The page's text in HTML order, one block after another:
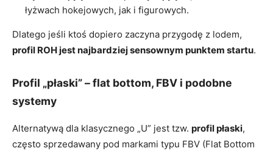
łyżwach hokejowych, jak i figurowych.
Dlatego jeśli ktoś dopiero zaczyna przygodę z lodem,
profil ROH jest najbardziej sensownym punktem startu.
Profil „płaski” – flat bottom, FBV i podobne
systemy
Alternatywą dla klasycznego „U” jest tzw. profil płaski,
często sprzedawany pod markami typu FBV (Flat Bottom